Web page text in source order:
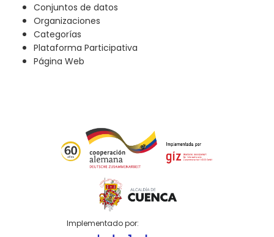
Conjuntos de datos
Organizaciones
Categorías
Plataforma Participativa
Página Web
Implementado por: